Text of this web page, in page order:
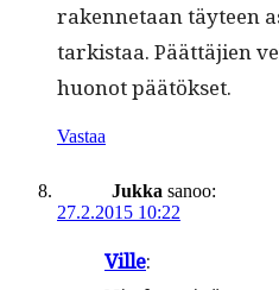
raken­netaan täy­teen
tark­istaa. Päät­täjien
huonot päätökset.
Vastaa
Jukka sanoo:
27.2.2015 10:22
Ville: